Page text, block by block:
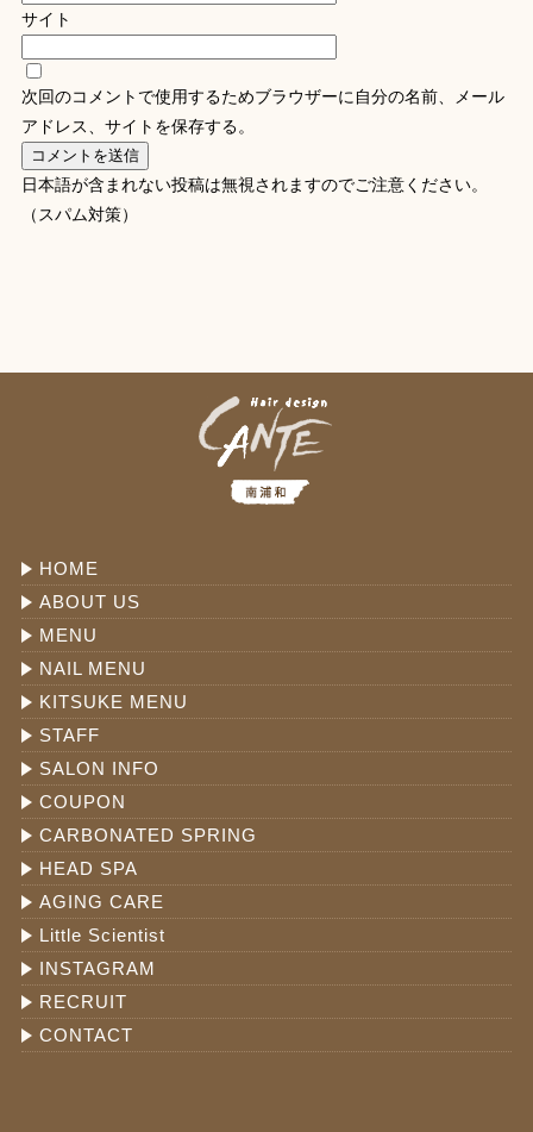
サイト
次回のコメントで使用するためブラウザーに自分の名前、メール
アドレス、サイトを保存する。
日本語が含まれない投稿は無視されますのでご注意ください。
（スパム対策）
HOME
ABOUT US
MENU
NAIL MENU
KITSUKE MENU
STAFF
SALON INFO
COUPON
CARBONATED SPRING
HEAD SPA
AGING CARE
Little Scientist
INSTAGRAM
RECRUIT
CONTACT